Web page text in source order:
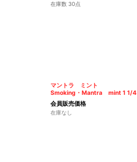
在庫数 30点
マントラ ミント
Smoking・Mantra mint 1 1/4
会員販売価格
在庫なし